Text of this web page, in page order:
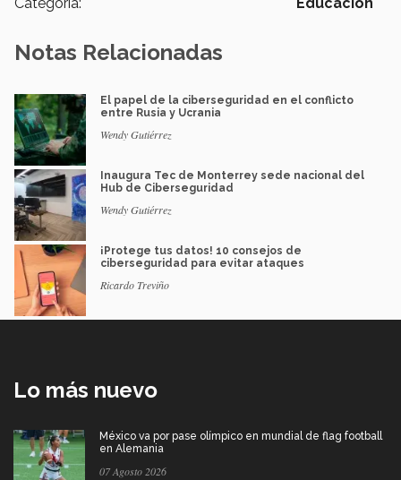
Categoría: Educación
Notas Relacionadas
El papel de la ciberseguridad en el conflicto
entre Rusia y Ucrania
Wendy Gutiérrez
Inaugura Tec de Monterrey sede nacional del
Hub de Ciberseguridad
Wendy Gutiérrez
¡Protege tus datos! 10 consejos de
ciberseguridad para evitar ataques
Ricardo Treviño
Lo más nuevo
México va por pase olímpico en mundial de flag football
en Alemania
07 Agosto 2026